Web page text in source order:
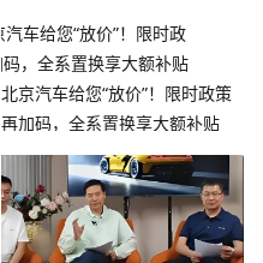
北京汽车给您“放价”！限时政策
再加码，全系置换享大额补贴